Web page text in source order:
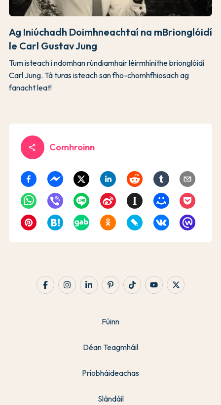
Ag Iniúchadh Doimhneachtaí na mBrionglóidí
le Carl Gustav Jung
Tum isteach i ndomhan rúndiamhair léirmhínithe brionglóidí
Carl Jung. Tá turas isteach san fho-chomhfhiosach ag
fanacht leat!
share Comhroinn
Fúinn
Déan Teagmháil
Príobháideachas
Slándáil